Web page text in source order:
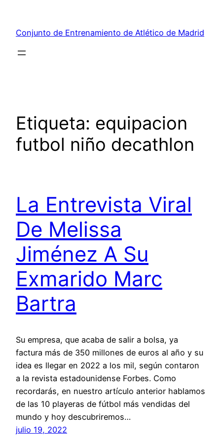
contenido
Conjunto de Entrenamiento de Atlético de Madrid
Etiqueta: equipacion
futbol niño decathlon
La Entrevista Viral
De Melissa
Jiménez A Su
Exmarido Marc
Bartra
Su empresa, que acaba de salir a bolsa, ya
factura más de 350 millones de euros al año y su
idea es llegar en 2022 a los mil, según contaron
a la revista estadounidense Forbes. Como
recordarás, en nuestro artículo anterior hablamos
de las 10 playeras de fútbol más vendidas del
mundo y hoy descubriremos…
julio 19, 2022